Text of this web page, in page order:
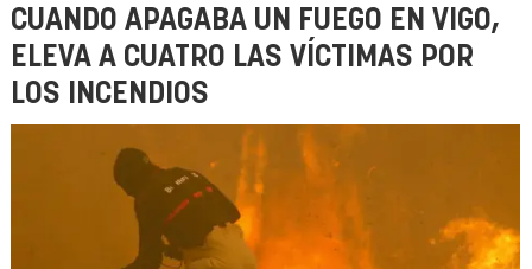
CUANDO APAGABA UN FUEGO EN VIGO,
ELEVA A CUATRO LAS VÍCTIMAS POR
LOS INCENDIOS